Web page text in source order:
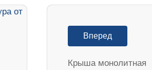
Вперед
Крыша монолитная